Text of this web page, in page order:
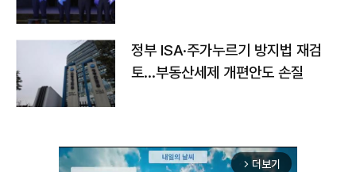
정부 ISA·주가누르기 방지법 재검
토…부동산세제 개편안도 손질
arrow_forward_ios 더보기